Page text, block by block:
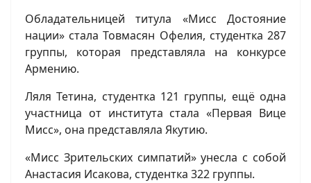
Обладательницей титула «Мисс Достояние
нации» стала Товмасян Офелия, студентка 287
группы, которая представляла на конкурсе
Армению.
Ляля Тетина, студентка 121 группы, ещё одна
участница от института стала «Первая Вице
Мисс», она представляла Якутию.
«Мисс Зрительских симпатий» унесла с собой
Анастасия Исакова, студентка 322 группы.